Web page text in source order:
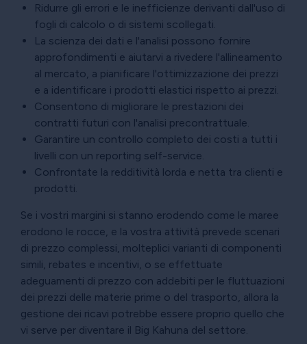
Ridurre gli errori e le inefficienze derivanti dall'uso di
fogli di calcolo o di sistemi scollegati.
La scienza dei dati e l'analisi possono fornire
approfondimenti e aiutarvi a rivedere l'allineamento
al mercato, a pianificare l'ottimizzazione dei prezzi
e a identificare i prodotti elastici rispetto ai prezzi.
Consentono di migliorare le prestazioni dei
contratti futuri con l'analisi precontrattuale.
Garantire un controllo completo dei costi a tutti i
livelli con un reporting self-service.
Confrontate la redditività lorda e netta tra clienti e
prodotti.
Se i vostri margini si stanno erodendo come le maree
erodono le rocce, e la vostra attività prevede scenari
di prezzo complessi, molteplici varianti di componenti
simili, rebates e incentivi, o se effettuate
adeguamenti di prezzo con addebiti per le fluttuazioni
dei prezzi delle materie prime o del trasporto, allora la
gestione dei ricavi potrebbe essere proprio quello che
vi serve per diventare il Big Kahuna del settore.